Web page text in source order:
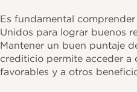
Es fundamental
Unidos para lograr buenos
Mantener un buen puntaje
crediticio permite acceder a
favorables y a otros